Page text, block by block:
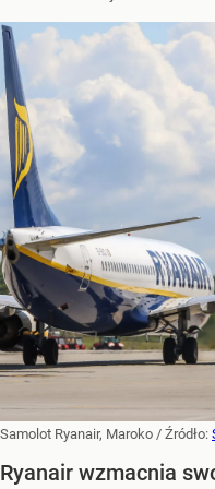
Samolot Ryanair, Maroko / Źródło:
Ryanair wzmacnia